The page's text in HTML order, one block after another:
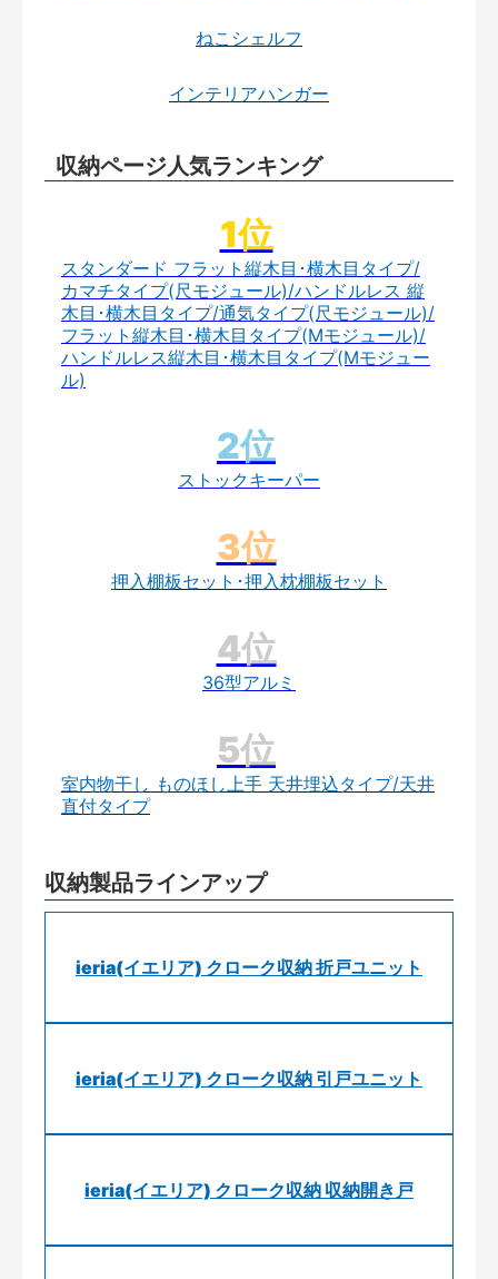
ねこシェルフ
インテリアハンガー
収納ページ人気ランキング
スタンダード フラット縦木目･横木目タイプ/
カマチタイプ(尺モジュール)/ハンドルレス 縦
木目･横木目タイプ/通気タイプ(尺モジュール)/
フラット縦木目･横木目タイプ(Mモジュール)/
ハンドルレス縦木目･横木目タイプ(Mモジュー
ル)
ストックキーパー
押入棚板セット･押入枕棚板セット
36型アルミ
室内物干し ものほし上手 天井埋込タイプ/天井
直付タイプ
収納製品ラインアップ
ieria(イエリア) クローク収納 折戸ユニット
ieria(イエリア) クローク収納 引戸ユニット
ieria(イエリア) クローク収納 収納開き戸